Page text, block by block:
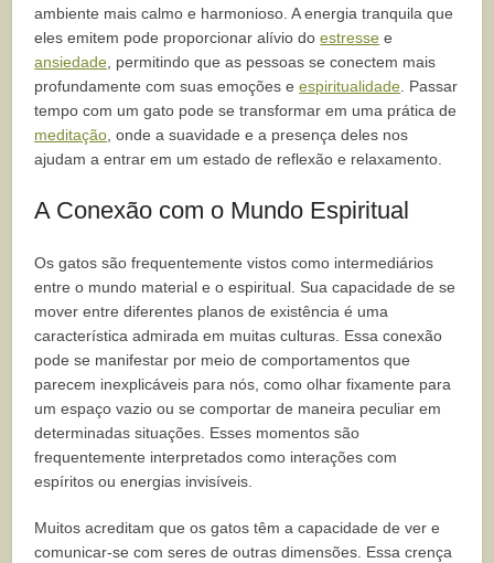
ambiente mais calmo e harmonioso. A energia tranquila que
eles emitem pode proporcionar alívio doestresse e
ansiedade, permitindo que as pessoas se conectem mais
profundamente com suas emoções eespiritualidade. Passar
tempo com um gato pode se transformar em uma prática de
meditação, onde a suavidade e a presença deles nos
ajudam a entrar em um estado de reflexão e relaxamento.
A Conexão com o Mundo Espiritual
Os gatos são frequentemente vistos como intermediários
entre o mundo material e o espiritual. Sua capacidade de se
mover entre diferentes planos de existência é uma
característica admirada em muitas culturas. Essa conexão
pode se manifestar por meio de comportamentos que
parecem inexplicáveis para nós, como olhar fixamente para
um espaço vazio ou se comportar de maneira peculiar em
determinadas situações. Esses momentos são
frequentemente interpretados como interações com
espíritos ou energias invisíveis.
Muitos acreditam que os gatos têm a capacidade de ver e
comunicar-se com seres de outras dimensões. Essa crença